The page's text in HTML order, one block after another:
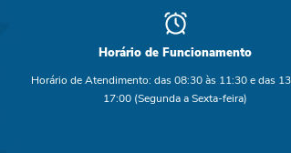
Horário de Funcionamento
Horário de Atendimento: das 08:30 às 11:30 e das
17:00 (Segunda a Sexta-feira)